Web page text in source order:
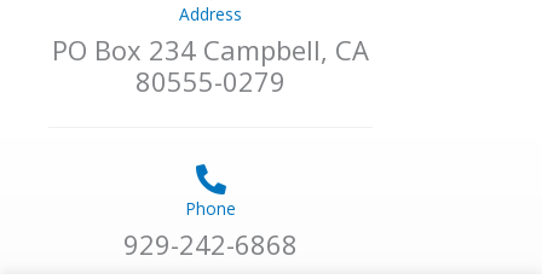
Address
PO Box 234 Campbell, CA
80555-0279
Phone
929-242-6868